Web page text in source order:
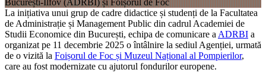
La inițiativa unui grup de cadre didactice și studenți de la Facultatea
de Administrație și Management Public din cadrul Academiei de
Studii Economice din București, echipa de comunicare aADRBI a
organizat pe 11 decembrie 2025 o întâlnire la sediul Agenției, urmată
de o vizită la Foișorul de Foc și Muzeul Național al Pompierilor,
care au fost modernizate cu ajutorul fondurilor europene.